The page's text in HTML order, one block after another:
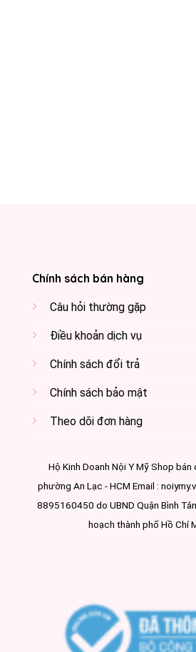
Chính sách bán hàng
Câu hỏi thường gặp
Điều khoản dịch vụ
Chính sách đổi trả
Chính sách bảo mật
Theo dõi đơn hàng
Hộ Kinh Doanh Nội Y Mỹ Shop
phường An Lạc - HCM Email :
8895160450 do UBND Quận Bình
hoạch thành phố Hồ Chí